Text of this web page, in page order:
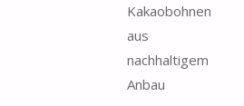
Kakaobohnen
aus
nachhaltigem
Anbau